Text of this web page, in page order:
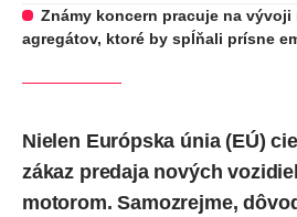
Známy koncern pracuje na
agregátov, ktoré by spĺňali prísne
Nielen Európska únia (EÚ)
zákaz predaja nových
motorom. Samozrejme,